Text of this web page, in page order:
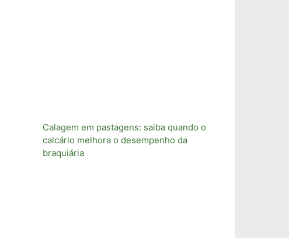
Calagem em pastagens: saiba quando o
calcário melhora o desempenho da
braquiária